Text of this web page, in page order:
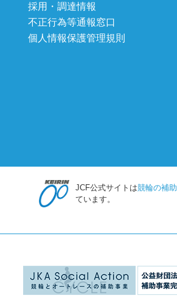
採用・調達情報
不正行為等通報窓口
個人情報保護管理規則
JCF公式サイトは競輪の補助
ています。